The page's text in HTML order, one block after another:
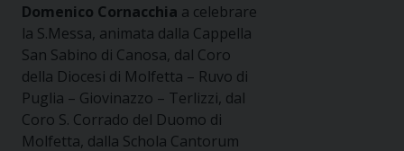
Domenico Cornacchia a celebrare
la S.Messa, animata dalla Cappella
San Sabino di Canosa, dal Coro
della Diocesi di Molfetta – Ruvo di
Puglia – Giovinazzo – Terlizzi, dal
Coro S. Corrado del Duomo di
Molfetta, dalla Schola Cantorum